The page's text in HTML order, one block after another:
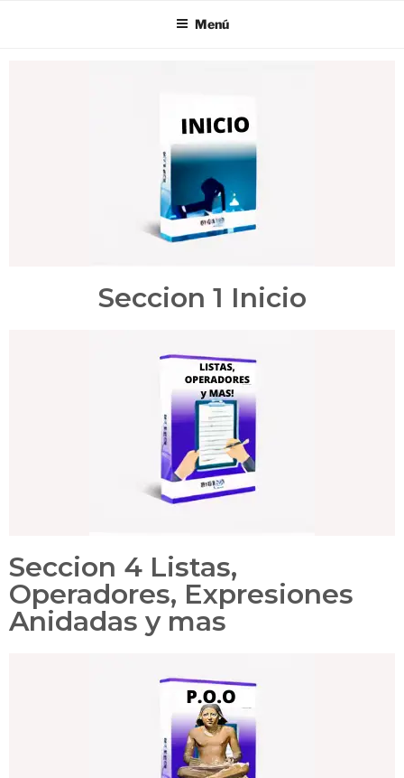
Menú
Seccion 1 Inicio
Seccion 4 Listas,
Operadores, Expresiones
Anidadas y mas